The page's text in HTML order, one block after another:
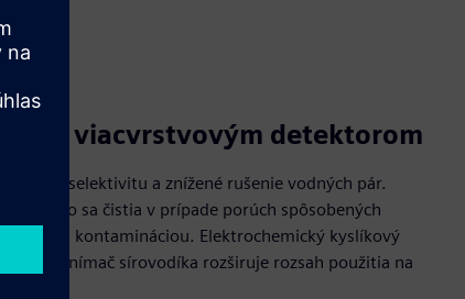
viacvrstvovým detektorom
selektivitu a znížené rušenie vodných pár.
a ľahko sa čistia v prípade porúch spôsobených
kontamináciou. Elektrochemický kyslíkový
O2 a snímač sírovodíka rozširuje rozsah použitia na